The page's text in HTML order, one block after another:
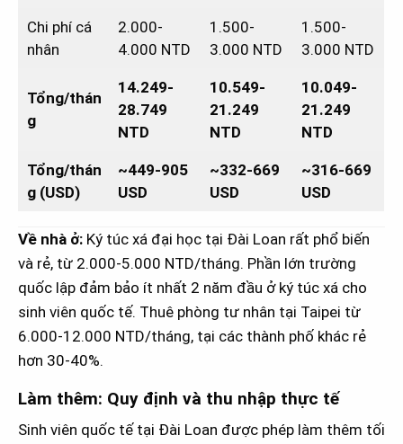
Chi phí cá
nhân
2.000-
4.000 NTD
1.500-
3.000 NTD
1.500-
3.000 NTD
Tổng/thán
g
14.249-
28.749
NTD
10.549-
21.249
NTD
10.049-
21.249
NTD
Tổng/thán
g (USD)
~449-905
USD
~332-669
USD
~316-669
USD
Về nhà ở: Ký túc xá đại học tại Đài Loan rất phổ biến
và rẻ, từ 2.000-5.000 NTD/tháng. Phần lớn trường
quốc lập đảm bảo ít nhất 2 năm đầu ở ký túc xá cho
sinh viên quốc tế. Thuê phòng tư nhân tại Taipei từ
6.000-12.000 NTD/tháng, tại các thành phố khác rẻ
hơn 30-40%.
Làm thêm: Quy định và thu nhập thực tế
Sinh viên quốc tế tại Đài Loan được phép làm thêm tối